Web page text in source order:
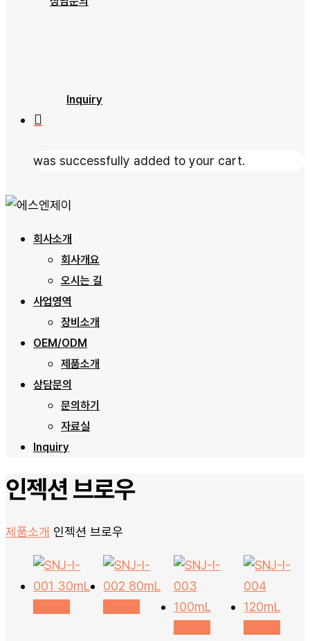
Inquiry
was successfully added to your cart.
회사소개
회사개요
오시는 길
사업영역
장비소개
OEM/ODM
제품소개
상담문의
문의하기
자료실
Inquiry
인젝션 브로우
제품소개 인젝션 브로우